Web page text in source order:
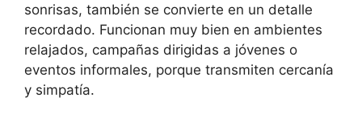
sonrisas, también se convierte en un detalle
recordado. Funcionan muy bien en ambientes
relajados, campañas dirigidas a jóvenes o
eventos informales, porque transmiten cercanía
y simpatía.